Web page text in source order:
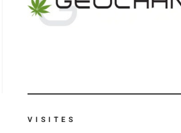
VISITES